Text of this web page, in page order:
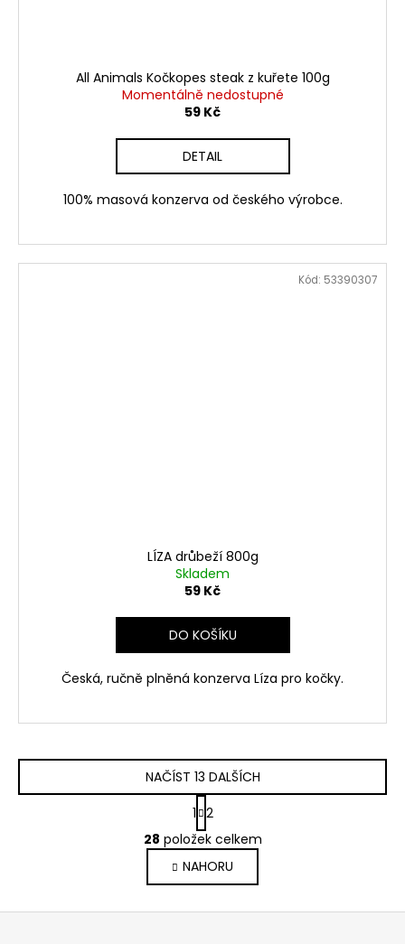
All Animals Kočkopes steak z kuřete 100g
Momentálně nedostupné
59 Kč
DETAIL
100% masová konzerva od českého výrobce.
LÍZA drůbeží 800g
Skladem
59 Kč
DO KOŠÍKU
Česká, ručně plněná konzerva Líza pro kočky.
Kód: 53390307
O
v
l
á
d
NAČÍST 13 DALŠÍCH
S
t
r
á
n
k
o
1 2
28 položek celkem
NAHORU